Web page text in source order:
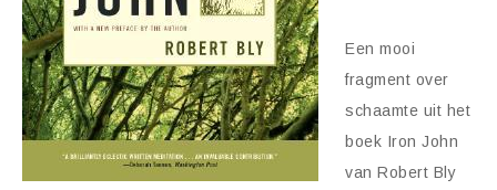
Een mooi
fragment over
schaamte uit het
boek Iron John
van Robert Bly